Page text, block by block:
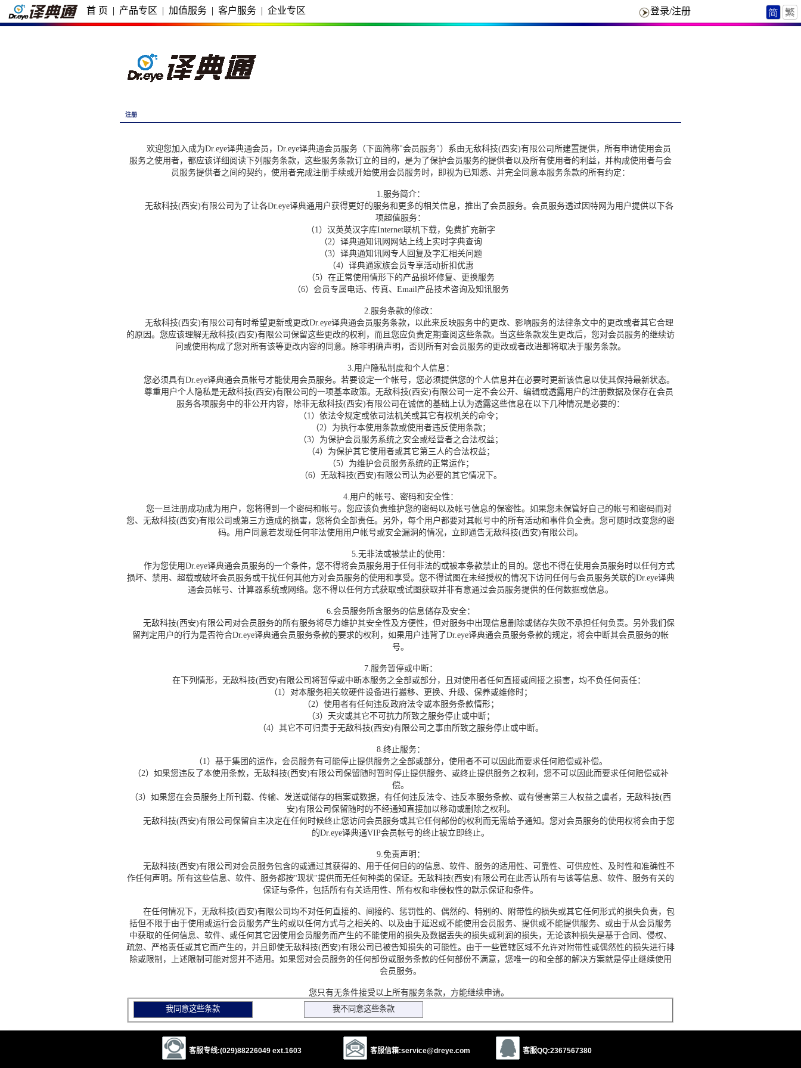
首 页 | 产品专区 | 加值服务 | 客户服务 | 企业专区 登录/注册
注册
欢迎您加入成为Dr.eye译典通会员，Dr.eye译典通会员服务（下面简称"会员服务"）系由无敌科技(西安)有限公司所建置提供，所有申请使用会员
服务之使用者，都应该详细阅读下列服务条款，这些服务条款订立的目的，是为了保护会员服务的提供者以及所有使用者的利益，并构成使用者与会
员服务提供者之间的契约，使用者完成注册手续或开始使用会员服务时，即视为已知悉、并完全同意本服务条款的所有约定：
1.服务简介：
无敌科技(西安)有限公司为了让各Dr.eye译典通用户获得更好的服务和更多的相关信息，推出了会员服务。会员服务透过因特网为用户提供以下各
项超值服务：
（1）汉英英汉字库Internet联机下载，免费扩充新字
（2）译典通知讯网网站上线上实时字典查询
（3）译典通知讯网专人回复及字汇相关问题
（4）译典通家族会员专享活动折扣优惠
（5）在正常使用情形下的产品损坏修复、更换服务
（6）会员专属电话、传真、Email产品技术咨询及知讯服务
2.服务条款的修改：
无敌科技(西安)有限公司有时希望更新或更改Dr.eye译典通会员服务条款，以此来反映服务中的更改、影响服务的法律条文中的更改或者其它合理
的原因。您应该理解无敌科技(西安)有限公司保留这些更改的权利，而且您应负责定期查阅这些条款。当这些条款发生更改后，您对会员服务的继续访
问或使用构成了您对所有该等更改内容的同意。除非明确声明，否则所有对会员服务的更改或者改进都将取决于服务条款。
3.用户隐私制度和个人信息：
您必须具有Dr.eye译典通会员帐号才能使用会员服务。若要设定一个帐号，您必须提供您的个人信息并在必要时更新该信息以使其保持最新状态。
尊重用户个人隐私是无敌科技(西安)有限公司的一项基本政策。无敌科技(西安)有限公司一定不会公开、编辑或透露用户的注册数据及保存在会员
服务各项服务中的非公开内容，除非无敌科技(西安)有限公司在诚信的基础上认为透露这些信息在以下几种情况是必要的：
（1）依法令规定或依司法机关或其它有权机关的命令；
（2）为执行本使用条款或使用者违反使用条款；
（3）为保护会员服务系统之安全或经营者之合法权益；
（4）为保护其它使用者或其它第三人的合法权益；
（5）为维护会员服务系统的正常运作；
（6）无敌科技(西安)有限公司认为必要的其它情况下。
4.用户的帐号、密码和安全性：
您一旦注册成功成为用户，您将得到一个密码和帐号。您应该负责维护您的密码以及帐号信息的保密性。如果您未保管好自己的帐号和密码而对
您、无敌科技(西安)有限公司或第三方造成的损害，您将负全部责任。另外，每个用户都要对其帐号中的所有活动和事件负全责。您可随时改变您的密
码。用户同意若发现任何非法使用用户帐号或安全漏洞的情况，立即通告无敌科技(西安)有限公司。
5.无非法或被禁止的使用：
作为您使用Dr.eye译典通会员服务的一个条件，您不得将会员服务用于任何非法的或被本条款禁止的目的。您也不得在使用会员服务时以任何方式
损坏、禁用、超载或破坏会员服务或干扰任何其他方对会员服务的使用和享受。您不得试图在未经授权的情况下访问任何与会员服务关联的Dr.eye译典
通会员帐号、计算器系统或网络。您不得以任何方式获取或试图获取并非有意通过会员服务提供的任何数据或信息。
6.会员服务所含服务的信息储存及安全：
无敌科技(西安)有限公司对会员服务的所有服务将尽力维护其安全性及方便性，但对服务中出现信息删除或储存失败不承担任何负责。另外我们保
留判定用户的行为是否符合Dr.eye译典通会员服务条款的要求的权利，如果用户违背了Dr.eye译典通会员服务条款的规定，将会中断其会员服务的帐
号。
7.服务暂停或中断：
在下列情形，无敌科技(西安)有限公司将暂停或中断本服务之全部或部分，且对使用者任何直接或间接之损害，均不负任何责任：
（1）对本服务相关软硬件设备进行搬移、更换、升级、保养或维修时；
（2）使用者有任何违反政府法令或本服务条款情形；
（3）天灾或其它不可抗力所致之服务停止或中断；
（4）其它不可归责于无敌科技(西安)有限公司之事由所致之服务停止或中断。
8.终止服务：
（1）基于集团的运作，会员服务有可能停止提供服务之全部或部分，使用者不可以因此而要求任何赔偿或补偿。
（2）如果您违反了本使用条款，无敌科技(西安)有限公司保留随时暂时停止提供服务、或终止提供服务之权利，您不可以因此而要求任何赔偿或补
偿。
（3）如果您在会员服务上所刊载、传输、发送或储存的档案或数据，有任何违反法令、违反本服务条款、或有侵害第三人权益之虞者，无敌科技(西
安)有限公司保留随时的不经通知直接加以移动或删除之权利。
无敌科技(西安)有限公司保留自主决定在任何时候终止您访问会员服务或其它任何部份的权利而无需给予通知。您对会员服务的使用权将会由于您
的Dr.eye译典通VIP会员帐号的终止被立即终止。
9.免责声明：
无敌科技(西安)有限公司对会员服务包含的或通过其获得的、用于任何目的的信息、软件、服务的适用性、可靠性、可供应性、及时性和准确性不
作任何声明。所有这些信息、软件、服务都按"现状"提供而无任何种类的保证。无敌科技(西安)有限公司在此否认所有与该等信息、软件、服务有关的
保证与条件，包括所有有关适用性、所有权和非侵权性的默示保证和条件。
在任何情况下，无敌科技(西安)有限公司均不对任何直接的、间接的、惩罚性的、偶然的、特别的、附带性的损失或其它任何形式的损失负责，包
括但不限于由于使用或运行会员服务产生的或以任何方式与之相关的、以及由于延迟或不能使用会员服务、提供或不能提供服务、或由于从会员服务
中获取的任何信息、软件、或任何其它因使用会员服务而产生的不能使用的损失及数据丢失的损失或利润的损失，无论该种损失是基于合同、侵权、
疏忽、严格责任或其它而产生的，并且即使无敌科技(西安)有限公司已被告知损失的可能性。由于一些管辖区域不允许对附带性或偶然性的损失进行排
除或限制，上述限制可能对您并不适用。如果您对会员服务的任何部份或服务条款的任何部份不满意，您唯一的和全部的解决方案就是停止继续使用
会员服务。
您只有无条件接受以上所有服务条款，方能继续申请。
客服专线:(029)88226049 ext.1603 客服信箱:service@dreye.com 客服QQ:2367567380